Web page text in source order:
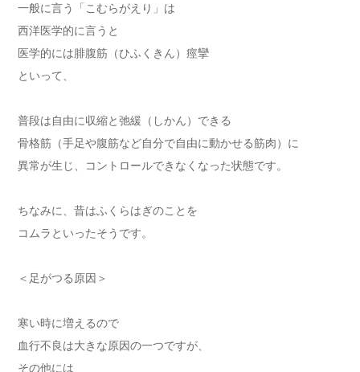
一般に言う「こむらがえり」は
西洋医学的に言うと
医学的には腓腹筋（ひふくきん）痙攣
といって、
普段は自由に収縮と弛緩（しかん）できる
骨格筋（手足や腹筋など自分で自由に動かせる筋肉）に
異常が生じ、コントロールできなくなった状態です。
ちなみに、昔はふくらはぎのことを
コムラといったそうです。
＜足がつる原因＞
寒い時に増えるので
血行不良は大きな原因の一つですが、
その他には